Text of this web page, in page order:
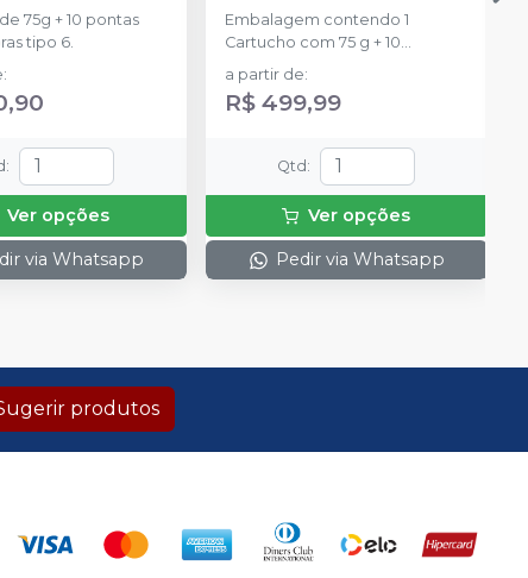
75g + 10 pontas
tipo 6.
:
:
Ver opções
via Whatsapp
Embalagem contendo 1
Cartucho com 75 g + 10
ponteiras de automistura
a partir de:
R$ 499,99
Qtd :
Ver opções
Pedir via Whatsapp
produtos